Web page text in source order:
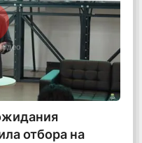
отбора на